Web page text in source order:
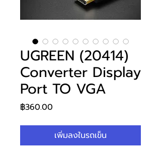
UGREEN (20414)
Converter Display
Port TO VGA
฿360.00
เพิ่มลงในรถเข็น